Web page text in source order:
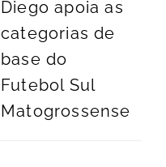
Diego apoia as
categorias de
base do
Futebol Sul
Matogrossense